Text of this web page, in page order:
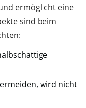
ermöglicht eine
sind beim
wird nicht